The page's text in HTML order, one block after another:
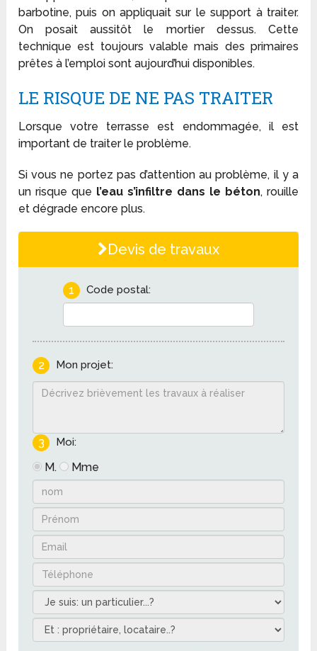
barbotine, puis on appliquait sur le support à traiter.
On posait aussitôt le mortier dessus. Cette
technique est toujours valable mais des primaires
prêtes à l’emploi sont aujourd’hui disponibles.
LE RISQUE DE NE PAS TRAITER
Lorsque votre terrasse est endommagée, il est
important de traiter le problème.
Si vous ne portez pas d’attention au problème, il y a
un risque que l’eau s’infiltre dans le béton, rouille
et dégrade encore plus.
Devis de travaux
1 Code postal:
2 Mon projet:
3 Moi:
M. Mme